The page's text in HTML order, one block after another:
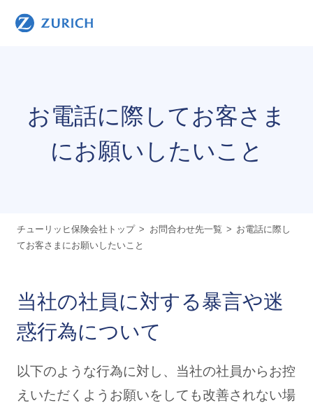
お電話に際してお客さま
にお願いしたいこと
チューリッヒ保険会社トップ お問合わせ先一覧
お電話に際し
てお客さまにお願いしたいこと
当社の社員に対する暴言や迷
惑行為について
以下のような行為に対し、当社の社員からお控
えいただくようお願いをしても改善されない場